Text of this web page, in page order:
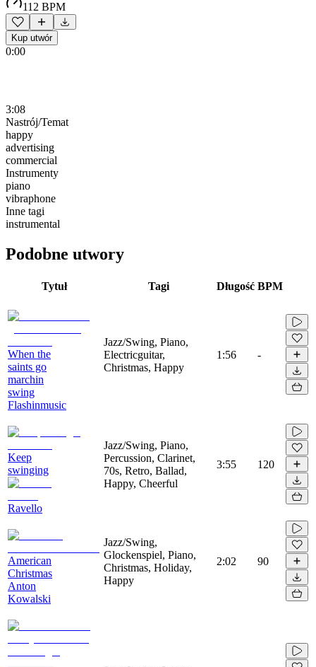
112 BPM
Kup utwór
0:00
3:08
Nastrój/Temat
happy
advertising
commercial
Instrumenty
piano
vibraphone
Inne tagi
instrumental
Podobne utwory
Tytuł Tagi Długość BPM
When the
saints go
marchin
swing
Flashinmusic
Jazz/Swing, Piano,
Electricguitar,
Christmas, Happy
1:56 -
Keep
swinging
Ravello
Jazz/Swing, Piano,
Percussion, Clarinet,
70s, Retro, Ballad,
Happy, Cheerful
3:55 120
American
Christmas
Anton
Kowalski
Jazz/Swing,
Glockenspiel, Piano,
Christmas, Holiday,
Happy
2:02 90